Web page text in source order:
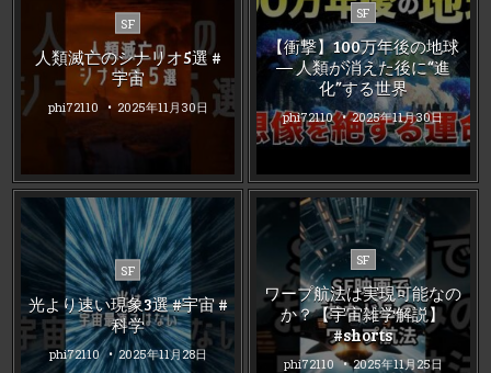
Posted
in
SF
人類滅亡のシナリオ5選 #
宇宙
phi72110 2025年11月30日
Posted
in
SF
【衝撃】100万年後の地球
― 人類が消えた後に“進
化”する世界
phi72110 2025年11月30日
Posted
in
SF
光より速い現象3選 #宇宙 #
科学
phi72110 2025年11月28日
Posted
in
SF
ワープ航法は実現可能なの
か？【宇宙雑学解説】
#shorts
phi72110 2025年11月25日